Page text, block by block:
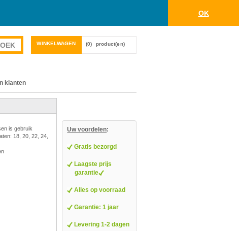
OK
WINKELWAGEN (0) product(en)
klanten
is gebruik
18, 20, 22, 24,
Uw voordelen:
Gratis bezorgd
Laagste prijs
garantie
Alles op voorraad
Garantie: 1 jaar
Levering 1-2 dagen